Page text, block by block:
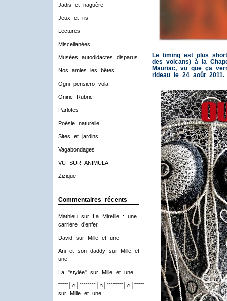
Jadis et naguère
Jeux et ris
Lectures
Miscellanées
Musées autodidactes disparus
Nos amies les bêtes
Ogni pensiero vola
Oniric Rubric
Parlotes
Poésie naturelle
Sites et jardins
Vagabondages
VU SUR ANIMULA
Zizique
Commentaires récents
Mathieusur
La Mireille : une
carrière d’enfer
David sur Mille et une
Ani et son daddysur
Mille et
une
La "stylée"sur Mille et une
ˉˉˉˉˉ│∩│ˉˉˉˉˉˉˉˉ│∩│ˉˉˉˉˉˉˉˉ│∩│ˉˉˉˉˉˉˉˉ│∩│ˉˉˉˉ
sur
Mille et une
Le timing est plus
des volcans) à la
Mauriac, vu que ça
rideau le 24 août 2011.